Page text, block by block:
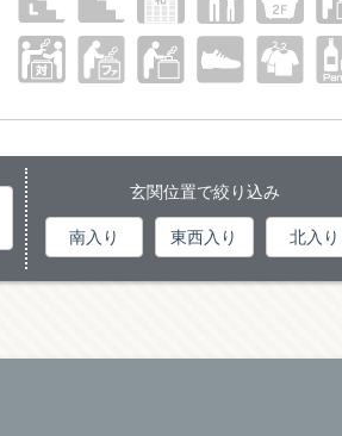
玄関位置で絞り込み
南入り 東西入り 北入り